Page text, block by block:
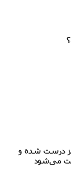
درست شده و
می‌شود